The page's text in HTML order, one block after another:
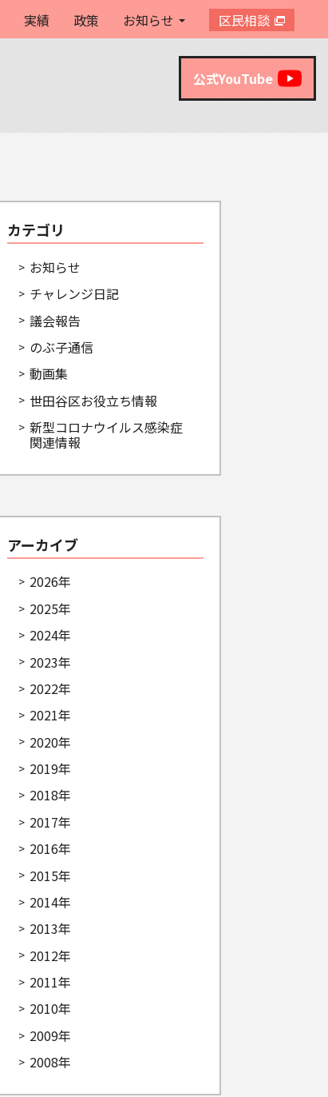
実績 政策 お知らせ 区民相談
カテゴリ
お知らせ
チャレンジ日記
議会報告
のぶ子通信
動画集
世田谷区お役立ち情報
新型コロナウイルス感染症
関連情報
アーカイブ
2026年
2025年
2024年
2023年
2022年
2021年
2020年
2019年
2018年
2017年
2016年
2015年
2014年
2013年
2012年
2011年
2010年
2009年
2008年
公式YouTube